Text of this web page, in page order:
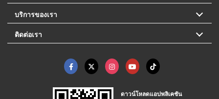
บริการของเรา
ติดต่อเรา
ดาวน์โหลดแอปพลิเคชัน